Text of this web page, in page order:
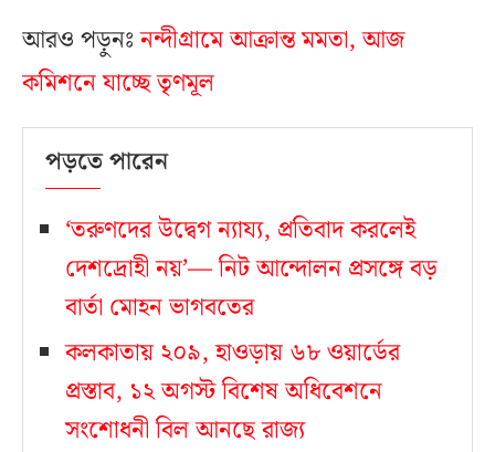
আরও পড়ুনঃনন্দীগ্রামে আক্রান্ত মমতা, আজ
কমিশনে যাচ্ছে তৃণমূল
পড়তে পারেন
‘তরুণদের উদ্বেগ ন্যায্য, প্রতিবাদ করলেই
দেশদ্রোহী নয়’— নিট আন্দোলন প্রসঙ্গে বড়
বার্তা মোহন ভাগবতের
কলকাতায় ২০৯, হাওড়ায় ৬৮ ওয়ার্ডের
প্রস্তাব, ১২ অগস্ট বিশেষ অধিবেশনে
সংশোধনী বিল আনছে রাজ্য